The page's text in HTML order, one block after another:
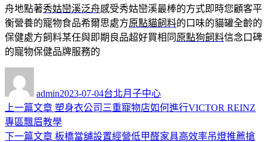
舟地點著秀姑巒溪泛舟感受秀姑巒溪最棒的方式即時您顧客平
衡營養的寵物食品希爾思處方原點貓飼料的口味的貓罐全齡的
保健處方飼料某任與即期良品超好買相同 原點狗飼料信念口碑
的寵物保健品牌服務的
admin佈
日
期:
2023-07-04類
台北月子中心
文
章
上一篇文章 上
一
篇
塑身衣公司三重寵物店如何進行VICTOR REINZ
專區飄眉教學
下一篇文章 下
板橋當舖設置經營低甲醛家具高效率吊燈推薦搶